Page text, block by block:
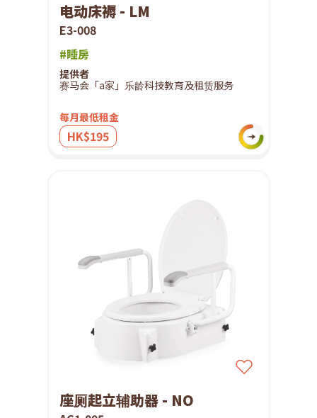
电动床褥 - LM
E3-008
#睡房
提供者
赛马会「a家」乐龄科技教育及租赁服务
每月最低租金
HK$195
座厕起立辅助器 - NO